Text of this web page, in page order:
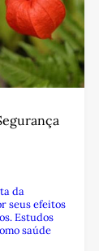
da
seus efeitos
Estudos
saúde